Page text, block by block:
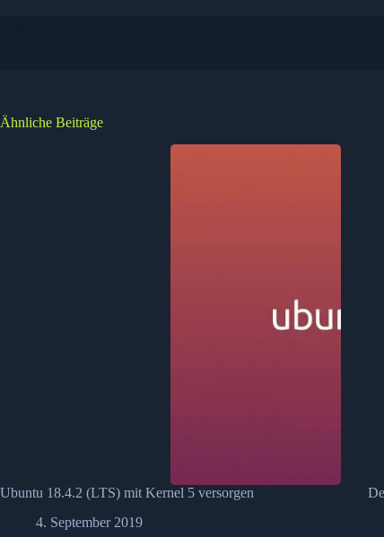
Ähnliche Beiträge
Ubuntu 18.4.2 (LTS) mit Kernel 5 versorgen
4. September 2019